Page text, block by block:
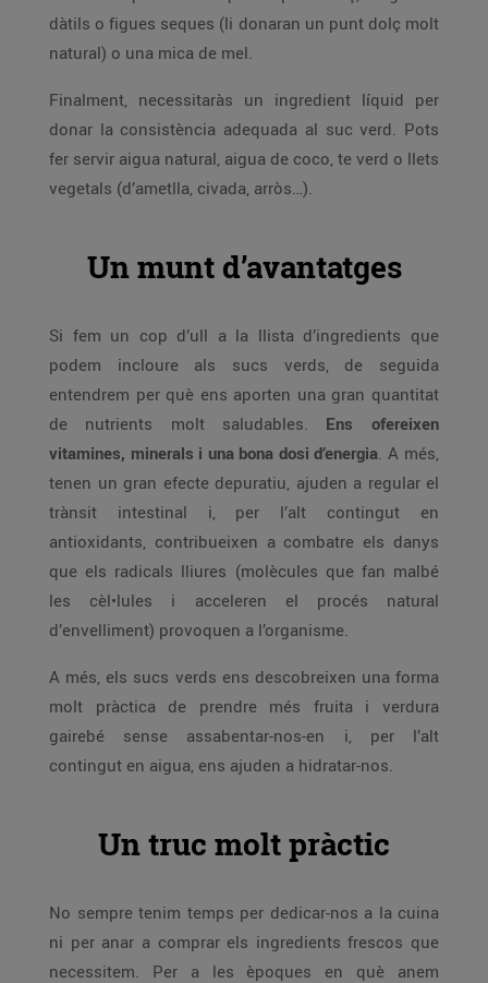
dàtils o figues seques (li donaran un punt dolç molt
natural) o una mica de mel.
Finalment, necessitaràs un ingredient líquid per
donar la consistència adequada al suc verd. Pots
fer servir aigua natural, aigua de coco, te verd o llets
vegetals (d’ametlla, civada, arròs…).
Un munt d’avantatges
Si fem un cop d’ull a la llista d’ingredients que
podem incloure als sucs verds, de seguida
entendrem per què ens aporten una gran quantitat
de nutrients molt saludables. Ens ofereixen
vitamines, minerals i una bona dosi d’energia. A més,
tenen un gran efecte depuratiu, ajuden a regular el
trànsit intestinal i, per l’alt contingut en
antioxidants, contribueixen a combatre els danys
que els radicals lliures (molècules que fan malbé
les cèl•lules i acceleren el procés natural
d’envelliment) provoquen a l’organisme.
A més, els sucs verds ens descobreixen una forma
molt pràctica de prendre més fruita i verdura
gairebé sense assabentar-nos-en i, per l’alt
contingut en aigua, ens ajuden a hidratar-nos.
Un truc molt pràctic
No sempre tenim temps per dedicar-nos a la cuina
ni per anar a comprar els ingredients frescos que
necessitem. Per a les èpoques en què anem